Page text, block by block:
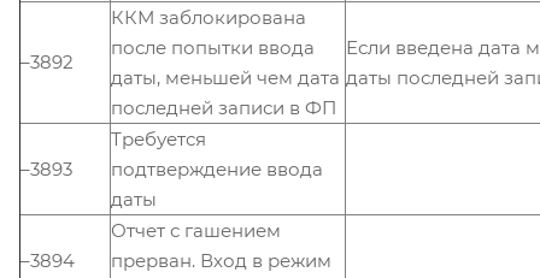
–3892
ККМ заблокирована
после попытки ввода
даты, меньшей чем дата
последней записи в ФП
Если введена дата
даты последней
–3893
Требуется
подтверждение ввода
даты
–3894
Отчет с гашением
прерван. Вход в режим